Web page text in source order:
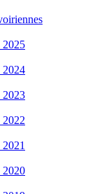
2025
2024
2023
2022
2020